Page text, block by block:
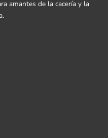
amantes de la cacería y la